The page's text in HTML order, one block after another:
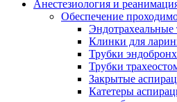
Анестезиология и
Обеспечение
Эндотрахеальные
Клинки для
Трубки
Трубки
Закрытые
Катетеры